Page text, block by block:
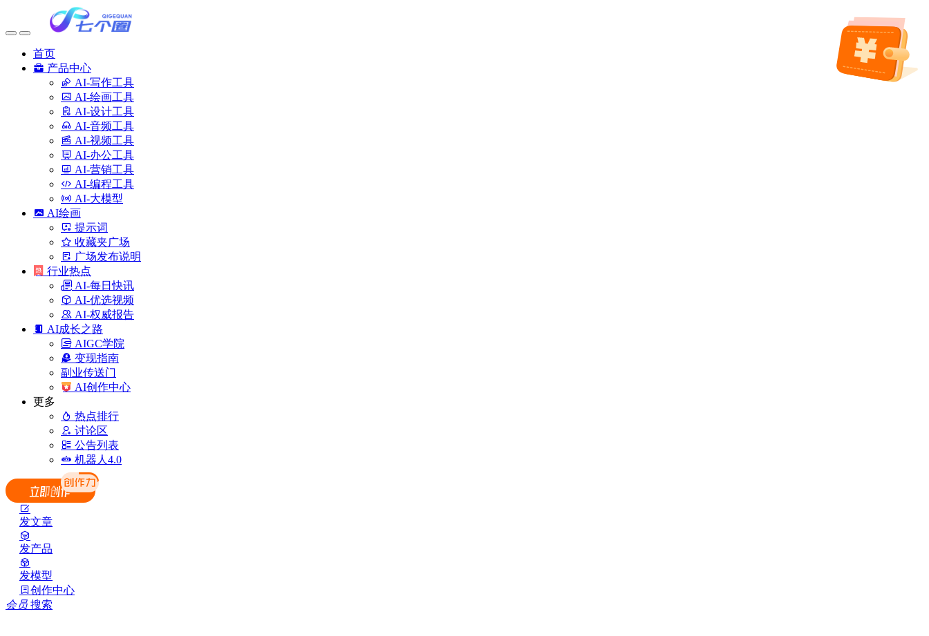
首页
产品中心
AI-写作工具
AI-绘画工具
AI-设计工具
AI-音频工具
AI-视频工具
AI-办公工具
AI-营销工具
AI-编程工具
AI-大模型
AI绘画
提示词
收藏夹广场
广场发布说明
行业热点
AI-每日快讯
AI-优选视频
AI-权威报告
AI成长之路
AIGC学院
变现指南
副业传送门
AI创作中心
更多
热点排行
讨论区
公告列表
机器人4.0
发文章
发产品
发模型
创作中心
会员 搜索